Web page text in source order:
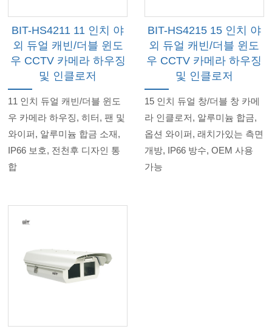
BIT-HS4211 11 인치 야
외 듀얼 캐빈/더블 윈도
우 CCTV 카메라 하우징
및 인클로저
11 인치 듀얼 캐빈/더블 윈도
우 카메라 하우징, 히터, 팬 및
와이퍼, 알루미늄 합금 소재,
IP66 보호, 전천후 디자인 통
합
BIT-HS4215 15 인치 야
외 듀얼 캐빈/더블 윈도
우 CCTV 카메라 하우징
및 인클로저
15 인치 듀얼 창/더블 창 카메
라 인클로저, 알루미늄 합금,
옵션 와이퍼, 래치가있는 측면
개방, IP66 방수, OEM 사용
가능